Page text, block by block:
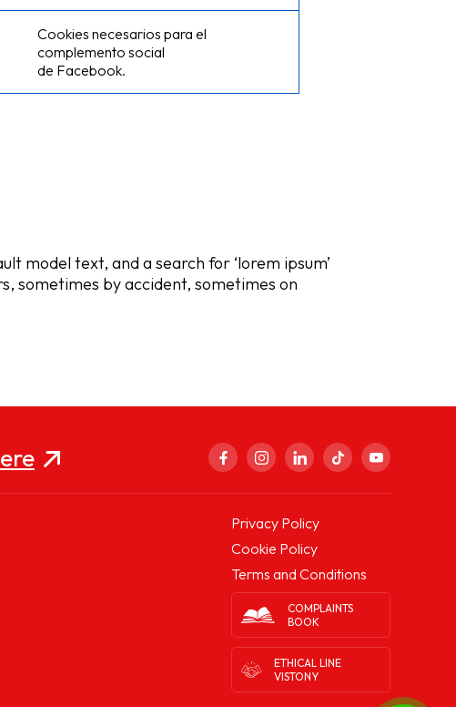
Cookies necesarios para el
complemento social
de Facebook.
model text, and a search for ‘lorem ipsum’
sometimes by accident, sometimes on
Privacy Policy
Cookie Policy
Terms and Conditions
COMPLAINTS
BOOK
ETHICAL LINE
VISTONY